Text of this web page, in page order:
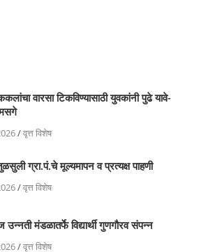
वारसा टिकविण्यासाठी युवकांनी पुढे यावे-
/वृत्त विशेष
ग्रा.पं.चे मूल्यमापन व प्रत्यक्ष पाहणी
/वृत्त विशेष
मंडळातर्फे विद्यार्थी गुणगौरव संपन्न
/वृत्त विशेष